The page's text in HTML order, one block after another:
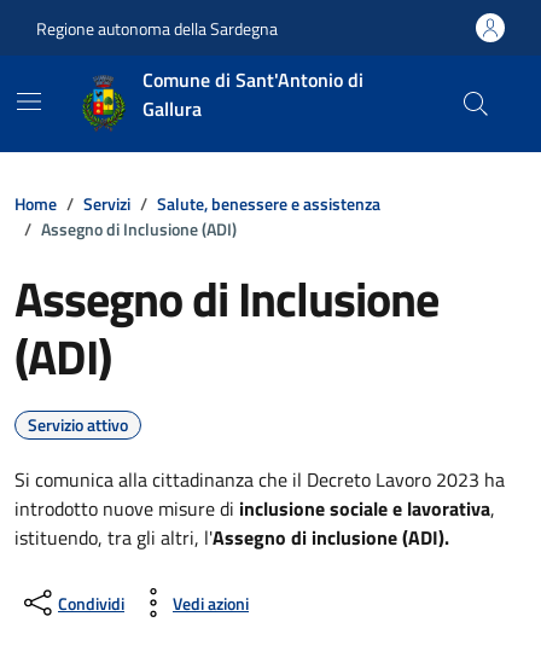
Regione autonoma della Sardegna
Comune di Sant'Antonio di
Gallura
Home Servizi
Salute, benessere e assistenza
Assegno di Inclusione (ADI)
Assegno di Inclusione
(ADI)
Servizio attivo
Si comunica alla cittadinanza che il Decreto Lavoro 2023 ha
introdotto nuove misure di inclusione sociale e lavorativa,
istituendo, tra gli altri, l'Assegno di inclusione (ADI).
Condividi Vedi azioni